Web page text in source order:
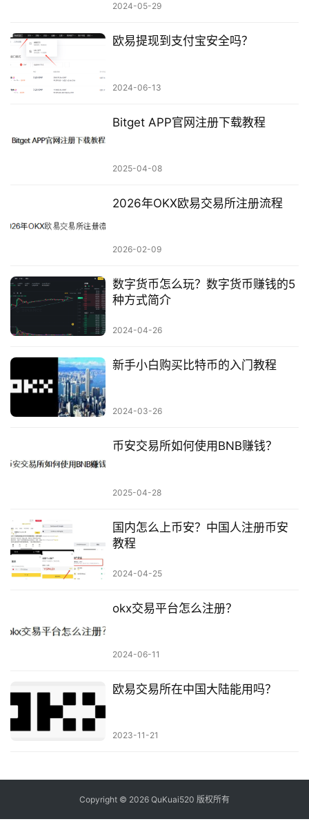
2024-05-29
欧易提现到支付宝安全吗？
2024-06-13
Bitget APP官网注册下载教程
2025-04-08
2026年OKX欧易交易所注册流程
2026-02-09
数字货币怎么玩？数字货币赚钱的5
种方式简介
2024-04-26
新手小白购买比特币的入门教程
2024-03-26
币安交易所如何使用BNB赚钱？
2025-04-28
国内怎么上币安？中国人注册币安
教程
2024-04-25
okx交易平台怎么注册？
2024-06-11
欧易交易所在中国大陆能用吗？
2023-11-21
Copyright © 2026 QuKuai520 版权所有